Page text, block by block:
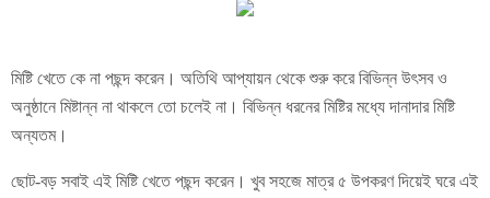
মিষ্টি খেতে কে না পছন্দ করেন। অতিথি আপ্যায়ন থেকে শুরু করে বিভিন্ন উৎসব ও
অনুষ্ঠানে মিষ্টান্ন না থাকলে তো চলেই না। বিভিন্ন ধরনের মিষ্টির মধ্যে দানাদার মিষ্টি
অন্যতম।
ছোট-বড় সবাই এই মিষ্টি খেতে পছন্দ করেন। খুব সহজে মাত্র ৫ উপকরণ দিয়েই ঘরে এই